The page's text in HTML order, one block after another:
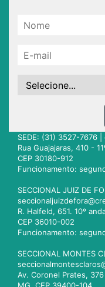
SEDE: (31) 3527-7676 |
Rua Guajajaras, 410 -
CEP 30180-912
Funcionamento:
SECCIONAL JUIZ DE
R. Halfeld, 651. 10º
CEP 36010-002
Funcionamento:
SECCIONAL MONTES
Av. Coronel Prates,